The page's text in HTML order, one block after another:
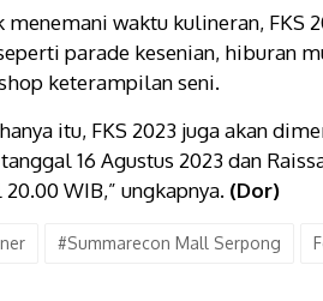
menemani waktu kulineran, FKS
parade kesenian, hiburan
keterampilan seni.
itu, FKS 2023 juga akan
16 Agustus 2023 dan
WIB,” ungkapnya. (Dor)
#Summarecon Mall Serpong